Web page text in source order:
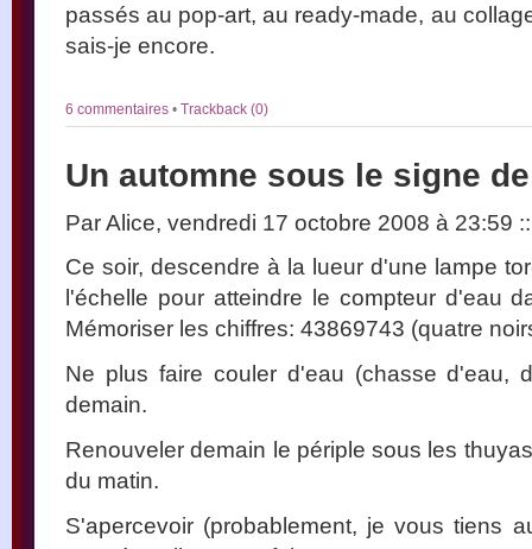
passés au pop-art, au ready-made, au
sais-je encore.
6 commentaires • Trackback (0)
Un automne sous le signe
Par Alice, vendredi 17 octobre 2008 à 23:59 ::
Ce soir, descendre à la lueur d'une lampe
l'échelle pour atteindre le compteur d'eau
Mémoriser les chiffres: 43869743 (quatre
Ne plus faire couler d'eau (chasse d'eau,
demain.
Renouveler demain le périple sous les
du matin.
S'apercevoir (probablement, je vous tiens